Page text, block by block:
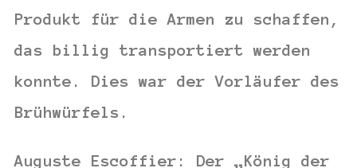
Produkt für die Armen zu schaffen,
das billig transportiert werden
konnte. Dies war der Vorläufer des
Brühwürfels.
Auguste Escoffier:
Der „König der